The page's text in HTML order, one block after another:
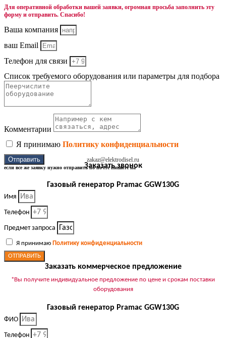
Для оперативной обработки вашей заявки, огромная просьба заполнить эту
форму и отправить. Спасибо!
Ваша компания
ваш Email
Телефон для связи
Список требуемого оборудования или параметры для подбора
Комментарии
Я принимаю Политику конфиденциальности
Отправить
если все же заявку нужно отправить по почте пишите на
zakaz@elektrodisel.ru
Заказать звонок
Газовый генератор Pramac GGW130G
Имя
Телефон
Предмет запроса
Я принимаю Политику конфиденциальности
ОТПРАВИТЬ
Заказать коммерческое предложение
*Вы получите индивидуальное предложение по цене и срокам поставки
оборудования
Газовый генератор Pramac GGW130G
ФИО
Телефон